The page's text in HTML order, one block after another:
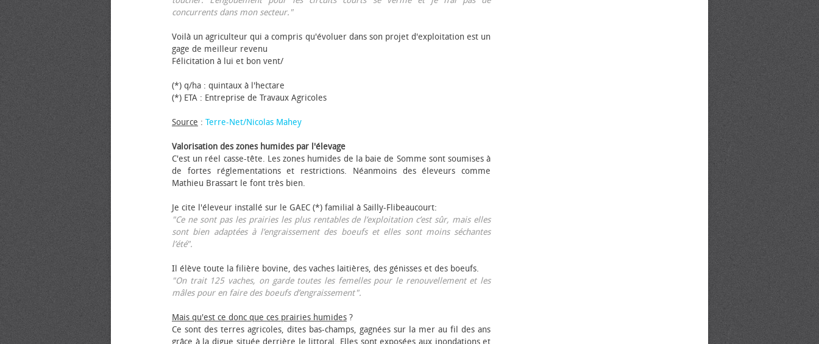
concurrents dans mon secteur."
Voilà un agriculteur qui a compris qu'évoluer dans son projet d'exploitation est un
gage de meilleur revenu
Félicitation à lui et bon vent/
(*) q/ha : quintaux à l'hectare
(*) ETA : Entreprise de Travaux Agricoles
Source : Terre-Net/Nicolas Mahey
Valorisation des zones humides par l'élevage
C'est un réel casse-tête. Les zones humides de la baie de Somme sont soumises à
de fortes réglementations et restrictions. Néanmoins des éleveurs comme
Mathieu Brassart le font très bien.
Je cite l'éleveur installé sur le GAEC (*) familial à Sailly-Flibeaucourt:
"Ce ne sont pas les prairies les plus rentables de l’exploitation c’est sûr, mais elles
sont bien adaptées à l’engraissement des bœufs et elles sont moins séchantes
l’été".
Il élève toute la filière bovine, des vaches laitières, des génisses et des bœufs.
"On trait 125 vaches, on garde toutes les femelles pour le renouvellement et les
mâles pour en faire des bœufs d’engraissement".
Mais qu'est ce donc que ces prairies humides ?
Ce sont des terres agricoles, dites bas-champs, gagnées sur la mer au fil des ans
grâce à la digue située derrière le littoral. Elles sont exposées aux inondations et